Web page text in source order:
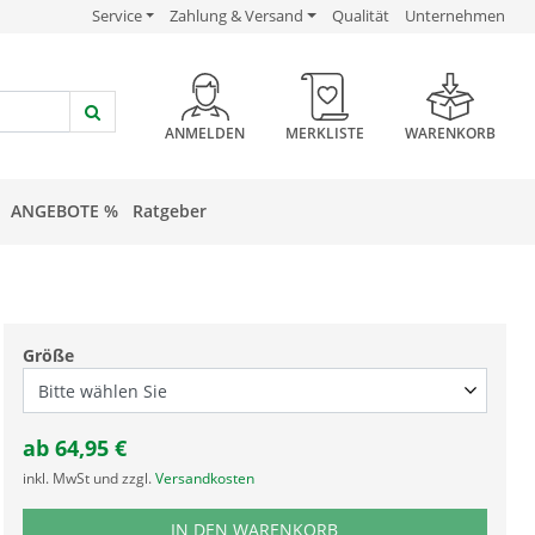
USP Verlinkung
Service Zahlung & Versand USP Verlinkung
Qualität USP Verlinkung
Unternehmen
HEADER BUTTON
ANMELDEN MERKLISTE WARENKORB
ANGEBOTE % Ratgeber
Größe
ab 64,95 €
inkl. MwSt und zzgl. Versandkosten
PRODUKTNUMMER BK
IN DEN WARENKORB